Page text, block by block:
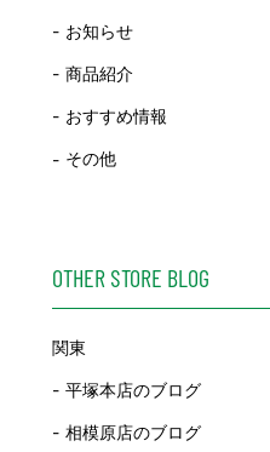
お知らせ
商品紹介
おすすめ情報
その他
OTHER STORE BLOG
関東
平塚本店のブログ
相模原店のブログ